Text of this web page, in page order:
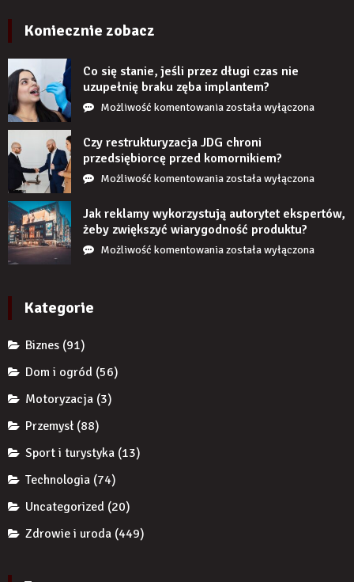
zamontowaniu?
Koniecznie zobacz
Co się stanie, jeśli przez długi czas nie
uzupełnię braku zęba implantem?
Możliwość komentowaniaCo
stanie,
jeśli
przez
czas
nie
uzupełnię
braku
została wyłączona
Czy restrukturyzacja JDG chroni
przedsiębiorcę przed komornikiem?
Możliwość komentowaniaCzy
JDG
chroni
przedsiębiorcę
została wyłączona
Jak reklamy wykorzystują autorytet ekspertów,
żeby zwiększyć wiarygodność produktu?
Możliwość komentowaniaJak
została wyłączona
Kategorie
Biznes (91)
Dom i ogród (56)
Motoryzacja (3)
Przemysł (88)
Sport i turystyka (13)
Technologia (74)
Uncategorized (20)
Zdrowie i uroda (449)